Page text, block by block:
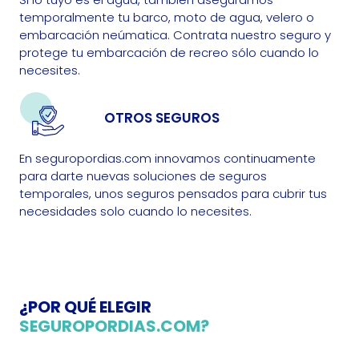
temporalmente tu barco, moto de agua, velero o
embarcación neúmatica. Contrata nuestro seguro y
protege tu embarcación de recreo sólo cuando lo
necesites.
OTROS SEGUROS
En seguropordias.com innovamos continuamente
para darte nuevas soluciones de seguros
temporales, unos seguros pensados para cubrir tus
necesidades solo cuando lo necesites.
¿POR QUÉ ELEGIR
SEGUROPORDIAS.COM?